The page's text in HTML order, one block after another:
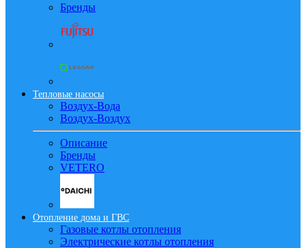
Бренды
Тепловые насосы
Воздух-Вода
Воздух-Воздух
Описание
Бренды
VETERO
Отопление дома и ГВС
Газовые котлы отопления
Электрические котлы отопления